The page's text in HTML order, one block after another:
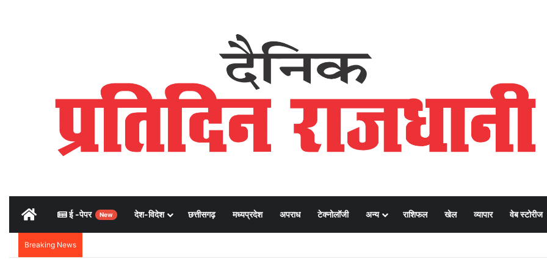
Home ई -पेपर New देश-विदेश छत्तीसगढ़ मध्यप्रदेश अपराध टेक्नोलॉजी अन्य राशिफल खेल व्यापार वेब स्टोरीज
Breaking News